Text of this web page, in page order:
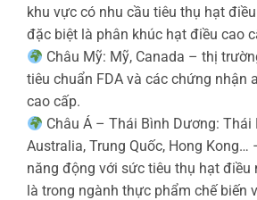
khu vực có nhu cầu tiêu thụ hạt
đặc biệt là phân khúc hạt điều cao
Châu Mỹ: Mỹ, Canada – thị
tiêu chuẩn FDA và các chứng nhận
cao cấp.
Châu Á – Thái Bình Dương: Thái
Australia, Trung Quốc, Hong
năng động với sức tiêu thụ hạt điều
là trong ngành thực phẩm chế biến